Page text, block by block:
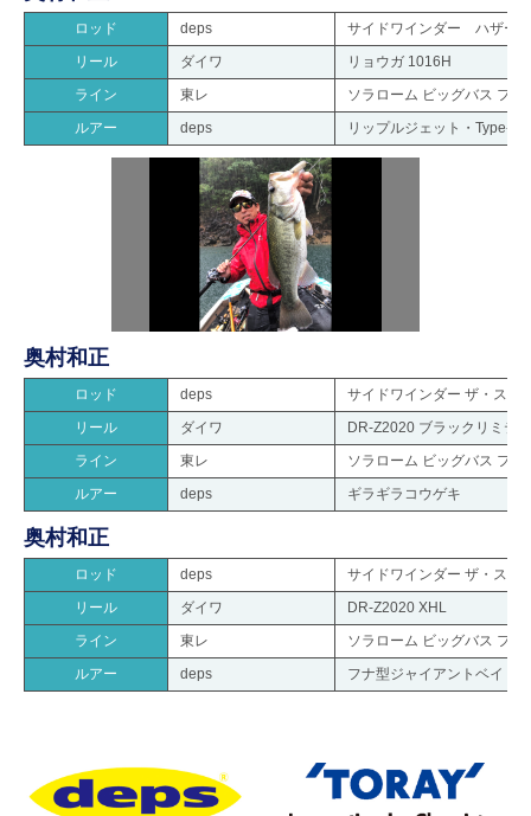
ロッド deps
サイドワインダー ハザー
リール
ダイワ
リョウガ 1016H
ライン
東レ
ソラローム ビッグバス フ
ルアー
deps リップルジェット・Type-S
奥村和正
ロッド deps
サイドワインダー ザ・スト
リール
ダイワ
DR-Z2020 ブラックリミテ
ライン
東レ
ソラローム ビッグバス フ
ルアー
deps ギラギラコウゲキ
奥村和正
ロッド deps
サイドワインダー ザ・スト
リール
ダイワ
DR-Z2020 XHL
ライン
東レ
ソラローム ビッグバス フ
ルアー
deps フナ型ジャイアントベイト(